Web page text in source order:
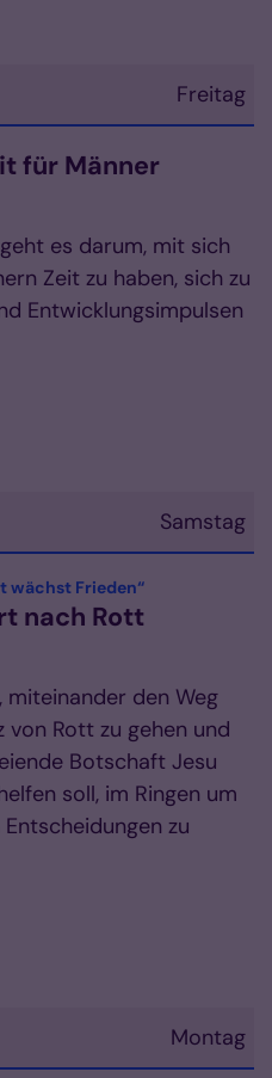
Freitag
für Männer
es darum, mit sich
Zeit zu haben, sich zu
Entwicklungsimpulsen
Samstag
wächst Frieden“:
nach Rott
miteinander den Weg
von Rott zu gehen und
Botschaft Jesu
soll, im Ringen um
zu
Montag